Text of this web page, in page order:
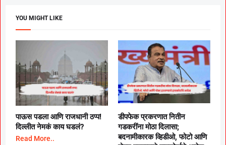
YOU MIGHT LIKE
पाऊस पडला आणि राजधानी ठप्प!
दिल्लीत नेमकं काय घडलं?
Read More..
डीपफेक प्रकरणात नितीन
गडकरींना मोठा दिलासा;
बदनामीकारक व्हिडीओ, फोटो आणि